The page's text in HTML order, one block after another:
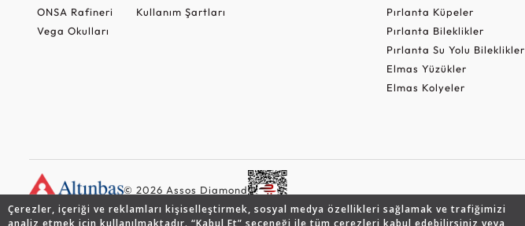
Çerezler, içeriği ve reklamları kişiselleştirmek, sosyal medya özellikleri sağlamak ve trafiğimizi
analiz etmek için kullanılmaktadır. “Kabul Et” seçeneği ile tüm çerezleri kabul edebilirsiniz veya
ONSA Rafineri
Vega Okulları
Kullanım Şartları
Pırlanta Küpeler
Pırlanta Bileklikler
Pırlanta Su Yolu Bileklikler
Elmas Yüzükler
Elmas Kolyeler
© 2026 Assos Diamond